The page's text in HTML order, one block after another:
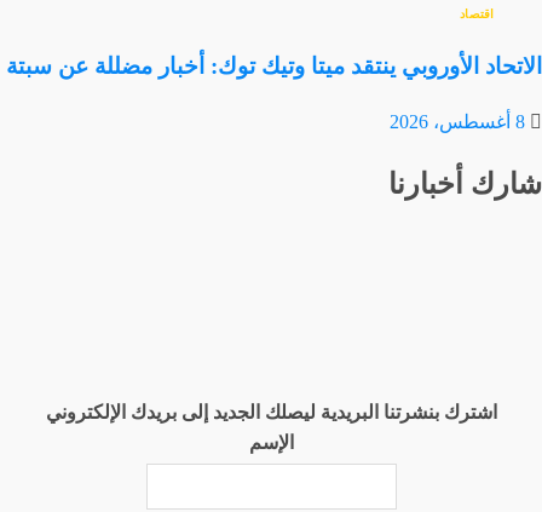
اقتصاد
الاتحاد الأوروبي ينتقد ميتا وتيك توك: أخبار مضللة عن سبتة
8 أغسطس، 2026
شارك أخبارنا
اشترك بنشرتنا البريدية ليصلك الجديد إلى بريدك الإلكتروني
الإسم